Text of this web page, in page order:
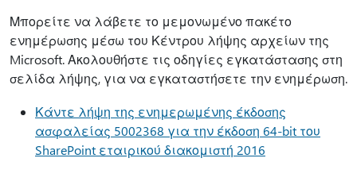
Μπορείτε να λάβετε το μεμονωμένο πακέτο
ενημέρωσης μέσω του Κέντρου λήψης αρχείων της
Microsoft. Ακολουθήστε τις οδηγίες εγκατάστασης στη
σελίδα λήψης, για να εγκαταστήσετε την ενημέρωση.
Κάντε λήψη της ενημερωμένης έκδοσης
ασφαλείας 5002368 για την έκδοση 64-bit του
SharePoint εταιρικού διακομιστή 2016